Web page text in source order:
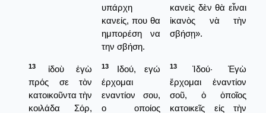
υπάρχη
κανείς, που θα
ημπορέση να
την σβήση.
κανεὶς δὲν θὰ εἶναι
ἱκανὸς νὰ τὴν
σβήσῃ».
13
ἰδοὺ ἐγὼ
πρός σε τὸν
κατοικοῦντα τὴν
κοιλάδα Σόρ,
13
Ιδού, εγώ
έρχομαι
εναντίον σου,
ο οποίος
13
Ἰδού· Ἐγὼ
ἔρχομαι ἐναντίον
σοῦ, ὁ ὁποῖος
κατοικεῖς εἰς τὴν